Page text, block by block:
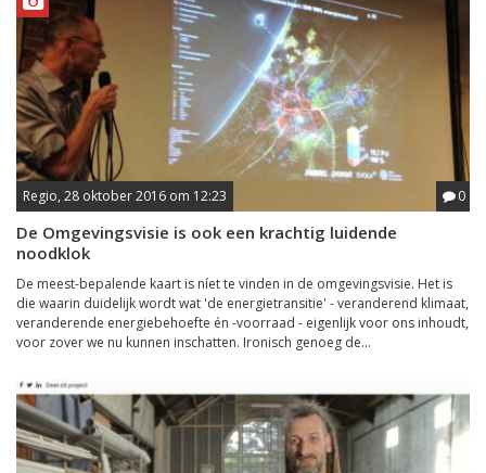
Regio, 28 oktober 2016 om 12:23 0
De Omgevingsvisie is ook een krachtig luidende
noodklok
De meest-bepalende kaart is níet te vinden in de omgevingsvisie. Het is
die waarin duidelijk wordt wat 'de energietransitie' - veranderend klimaat,
veranderende energiebehoefte én -voorraad - eigenlijk voor ons inhoudt,
voor zover we nu kunnen inschatten. Ironisch genoeg de...